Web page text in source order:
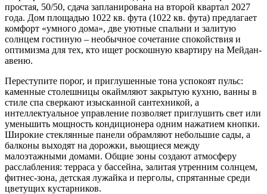
простая, 50/50, сдача запланирована на второй квартал 2027
года. Дом площадью 1022 кв. фута (1022 кв. фута) предлагает
комфорт «умного дома», две уютные спальни и залитую
солнцем гостиную – необычное сочетание спокойствия и
оптимизма для тех, кто ищет роскошную квартиру на Мейдан-
авеню.
Переступите порог, и приглушенные тона успокоят пульс:
каменные столешницы окаймляют закрытую кухню, ванны в
стиле спа сверкают изысканной сантехникой, а
интеллектуальное управление позволяет приглушить свет или
уменьшить мощность кондиционера одним нажатием кнопки.
Широкие стеклянные панели обрамляют небольшие сады, а
балконы выходят на дорожки, вьющиеся между
малоэтажными домами. Общие зоны создают атмосферу
расслабления: терраса у бассейна, залитая утренним солнцем,
фитнес-зона, детская лужайка и перголы, спрятанные среди
цветущих кустарников.